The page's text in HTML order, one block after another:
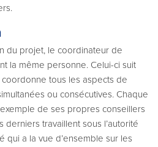
du projet, le coordinateur de
la même personne. Celui-ci suit
tous les aspects de
ou consécutives. Chaque
de ses propres conseillers
travaillent sous l’autorité
qui a la vue d’ensemble sur les